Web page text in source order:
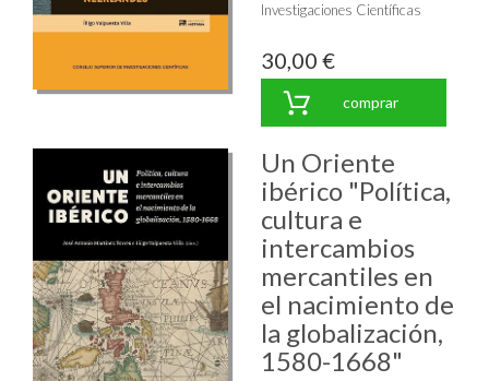
Investigaciones Científicas
30,00 €
comprar
Un Oriente
ibérico "Política,
cultura e
intercambios
mercantiles en
el nacimiento de
la globalización,
1580-1668"